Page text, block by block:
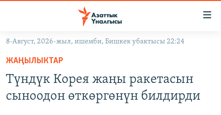
Навигацияга
өтүңүз
Издөөгө
салыңызКЫРГЫЗСТАН
ДҮЙНӨ
8-Август, 2026-жыл, ишемби, Бишкек убактысы 22:24
ЖАҢЫЛЫКТАР
Түндүк Корея жаңы ракетасын
сыноодон өткөргөнүн билдирди